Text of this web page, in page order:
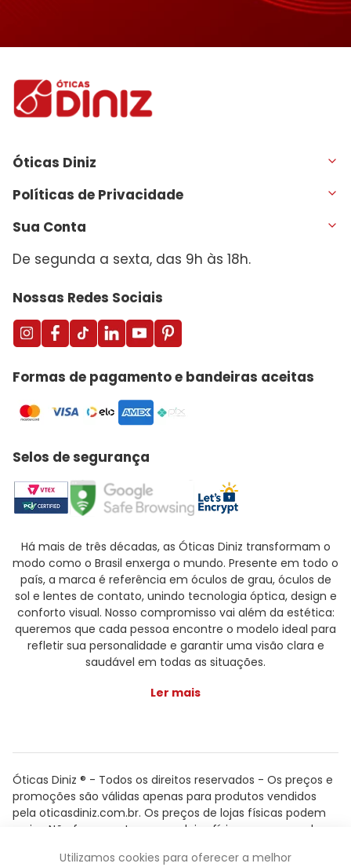
Óticas Diniz
Políticas de Privacidade
Sua Conta
De segunda a sexta, das 9h às 18h.
Nossas Redes Sociais
Formas de pagamento e bandeiras aceitas
Selos de segurança
Há mais de três décadas, as Óticas Diniz transformam o
modo como o Brasil enxerga o mundo. Presente em todo o
país, a marca é referência em óculos de grau, óculos de
sol e lentes de contato, unindo tecnologia óptica, design e
conforto visual. Nosso compromisso vai além da estética:
queremos que cada pessoa encontre o modelo ideal para
refletir sua personalidade e garantir uma visão clara e
saudável em todas as situações.
Ler mais
Óticas Diniz ® - Todos os direitos reservados - Os preços e
promoções são válidas apenas para produtos vendidos
pela oticasdiniz.com.br. Os preços de lojas físicas podem
variar. Não fazemos trocas em lojas físicas, apenas pelo
Utilizamos cookies para oferecer a melhor